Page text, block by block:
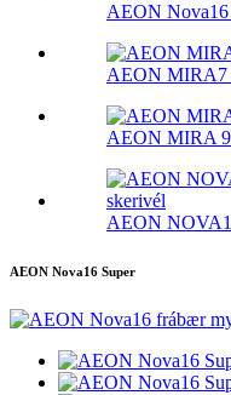
AEON Nova16
AEON MIRA7
AEON MIRA 9
AEON
AEON Nova16 Super